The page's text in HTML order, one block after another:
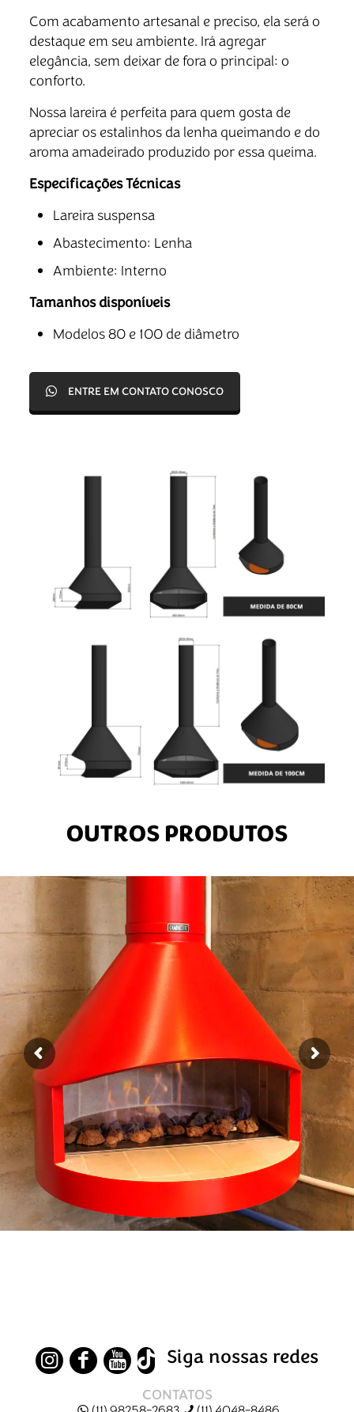
Com acabamento artesanal e preciso, ela será o
destaque em seu ambiente. Irá agregar
elegância, sem deixar de fora o principal: o
conforto.
Nossa lareira é perfeita para quem gosta de
apreciar os estalinhos da lenha queimando e do
aroma amadeirado produzido por essa queima.
Especificações Técnicas
Lareira suspensa
Abastecimento: Lenha
Ambiente: Interno
Tamanhos disponíveis
Modelos 80 e 100 de diâmetro
ENTRE EM CONTATO CONOSCO
OUTROS PRODUTOS
Siga nossas redes
CONTATOS